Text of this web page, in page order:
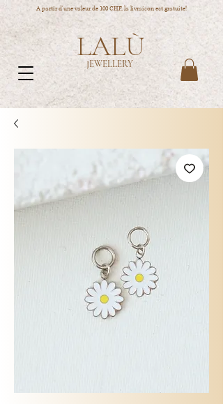
A partir d'une valeur de 100 CHF, la livraison est gratuite!
LALÙ
JEWELLERY